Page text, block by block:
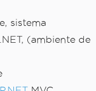
sistema
(ambiente de